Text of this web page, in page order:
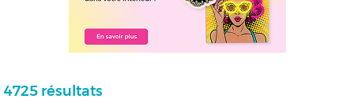
4725 résultats